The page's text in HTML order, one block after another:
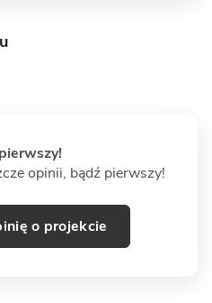
opinii, bądź pierwszy!
o projekcie